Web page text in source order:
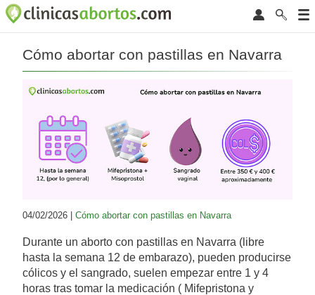
Cómo abortar con pastillas en Navarra
04/02/2026 | Cómo abortar con pastillas en Navarra
Durante un aborto con pastillas en Navarra (libre
hasta la semana 12 de embarazo), pueden producirse
cólicos y el sangrado, suelen empezar entre 1 y 4
horas tras tomar la medicación ( Mifepristona y